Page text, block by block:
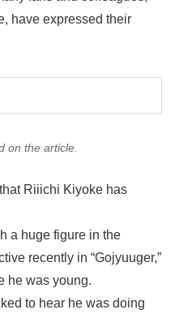
have expressed their
on the article.
Riiichi Kiyoke has
a huge figure in the
recently in “Gojyuuger,”
he was young.
to hear he was doing